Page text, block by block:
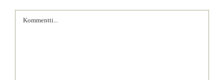
Comment